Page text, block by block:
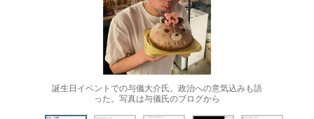
誕生日イベントでの与儀大介氏。政治への意気込みも語
った。写真は与儀氏のブログから